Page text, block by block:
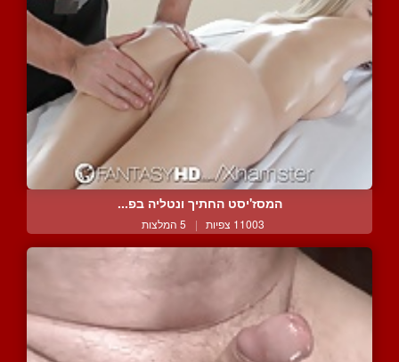
המסז'יסט החתיך ונטליה בפ...
11003 צפיות | 5 המלצות